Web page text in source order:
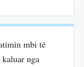
mbi të
nga